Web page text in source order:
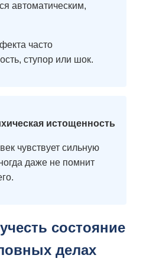
автоматическим,
часто
ступор или шок.
истощенность
чувствует сильную
даже не помнит
состояние
делах